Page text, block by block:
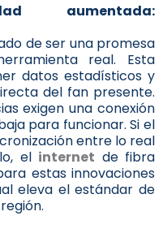
aumentada:
de ser una promesa
real. Esta
datos estadísticos y
del fan presente.
exigen una conexión
para funcionar. Si el
entre lo real
el internet de fibra
estas innovaciones
eleva el estándar de